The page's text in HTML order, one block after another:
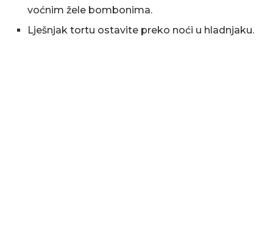
voćnim žele bombonima.
Lješnjak tortu ostavite preko noći u hladnjaku.